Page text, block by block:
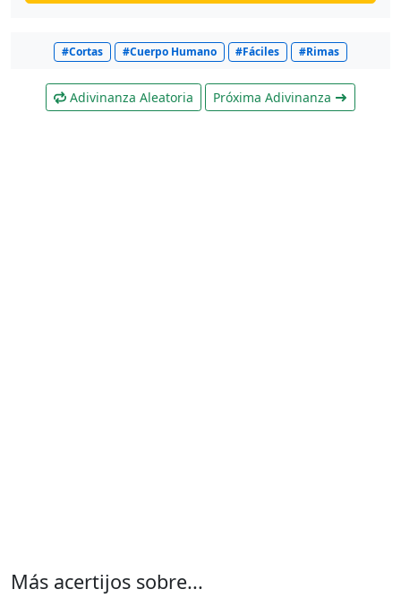
#Cortas #Cuerpo Humano #Fáciles #Rimas
Adivinanza Aleatoria Próxima Adivinanza
Más acertijos sobre...